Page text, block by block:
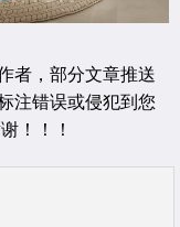
者，部分文章推送
注错误或侵犯到您
！！！